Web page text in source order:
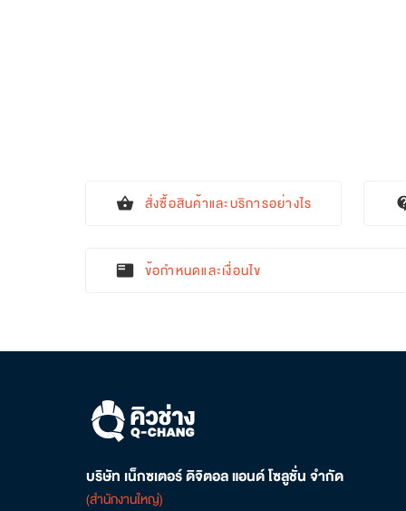
shopping_basket สั่งซื้อสินค้าและบริการอย่างไร
featured_play_list ข้อกำหนดและเงื่อนไข
บริษัท เน็กซเตอร์ ดิจิตอล แอนด์ โซลูชั่น จำกัด
(สำนักงานใหญ่)